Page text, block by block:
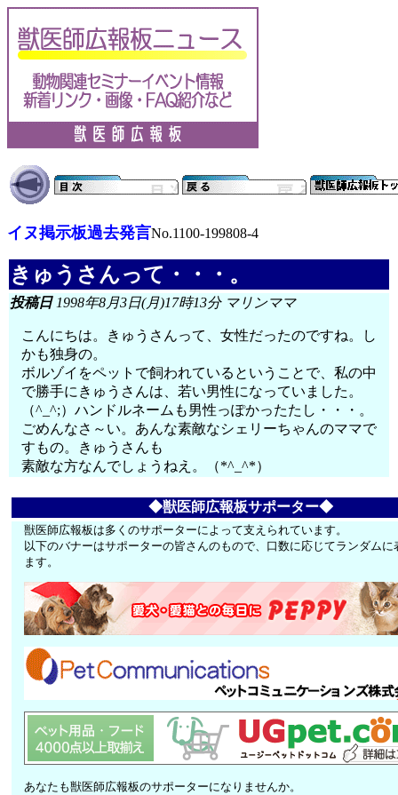
イヌ掲示板過去発言No.1100-199808-4
きゅうさんって・・・。
投稿日1998年8月3日(月)17時13分 マリンママ
こんにちは。きゅうさんって、女性だったのですね。し
かも独身の。
ボルゾイをペットで飼われているということで、私の中
で勝手にきゅうさんは、若い男性になっていました。
（^_^;）ハンドルネームも男性っぽかったたし・・・。
ごめんなさ～い。あんな素敵なシェリーちゃんのママで
すもの。きゅうさんも
素敵な方なんでしょうねえ。（*^_^*）
◆獣医師広報板サポーター◆
獣医師広報板は多くのサポーターによって支えられています。
以下のバナーはサポーターの皆さんのもので、口数に応じてランダムに
ます。
あなたも獣医師広報板のサポーターになりませんか。